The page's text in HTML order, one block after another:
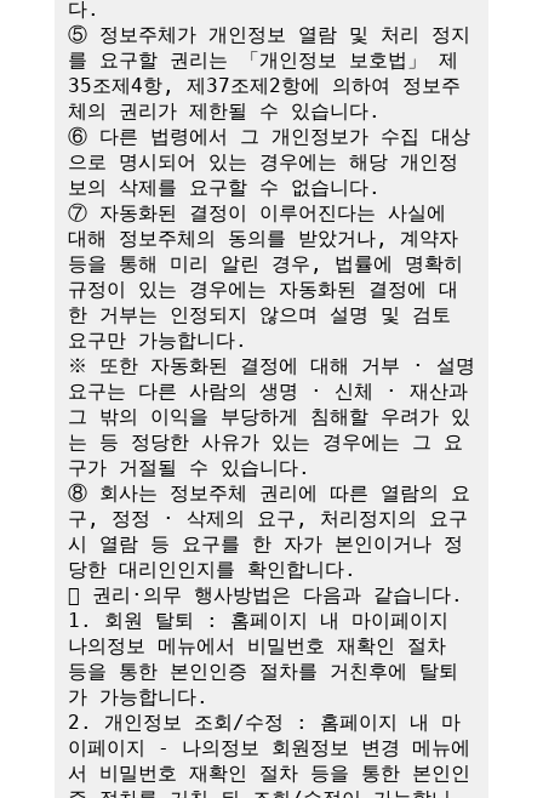
다.
⑤ 정보주체가 개인정보 열람 및 처리 정지
를 요구할 권리는 「개인정보 보호법」 제
35조제4항, 제37조제2항에 의하여 정보주
체의 권리가 제한될 수 있습니다.
⑥ 다른 법령에서 그 개인정보가 수집 대상
으로 명시되어 있는 경우에는 해당 개인정
보의 삭제를 요구할 수 없습니다.
⑦ 자동화된 결정이 이루어진다는 사실에
대해 정보주체의 동의를 받았거나, 계약자
등을 통해 미리 알린 경우, 법률에 명확히
규정이 있는 경우에는 자동화된 결정에 대
한 거부는 인정되지 않으며 설명 및 검토
요구만 가능합니다.
※ 또한 자동화된 결정에 대해 거부 · 설명
요구는 다른 사람의 생명 · 신체 · 재산과
그 밖의 이익을 부당하게 침해할 우려가 있
는 등 정당한 사유가 있는 경우에는 그 요
구가 거절될 수 있습니다.
⑧ 회사는 정보주체 권리에 따른 열람의 요
구, 정정 · 삭제의 요구, 처리정지의 요구
시 열람 등 요구를 한 자가 본인이거나 정
당한 대리인인지를 확인합니다.
 권리·의무 행사방법은 다음과 같습니다.
1. 회원 탈퇴 : 홈페이지 내 마이페이지
나의정보 메뉴에서 비밀번호 재확인 절차
등을 통한 본인인증 절차를 거친후에 탈퇴
가 가능합니다.
2. 개인정보 조회/수정 : 홈페이지 내 마
이페이지 - 나의정보 회원정보 변경 메뉴에
서 비밀번호 재확인 절차 등을 통한 본인인